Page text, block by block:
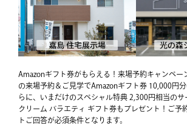
Amazonギフト券がもらえる！来場予約キャンペー
の来場予約＆ご見学でAmazonギフト券 10,000円
らに、いまだけのスペシャル特典 2,300円相当のサ
クリーム バラエティ ギフト券もプレゼント！ご予
トご回答が必須条件となります。